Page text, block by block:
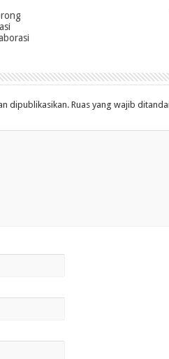
dipublikasikan. Ruas yang wajib ditandai